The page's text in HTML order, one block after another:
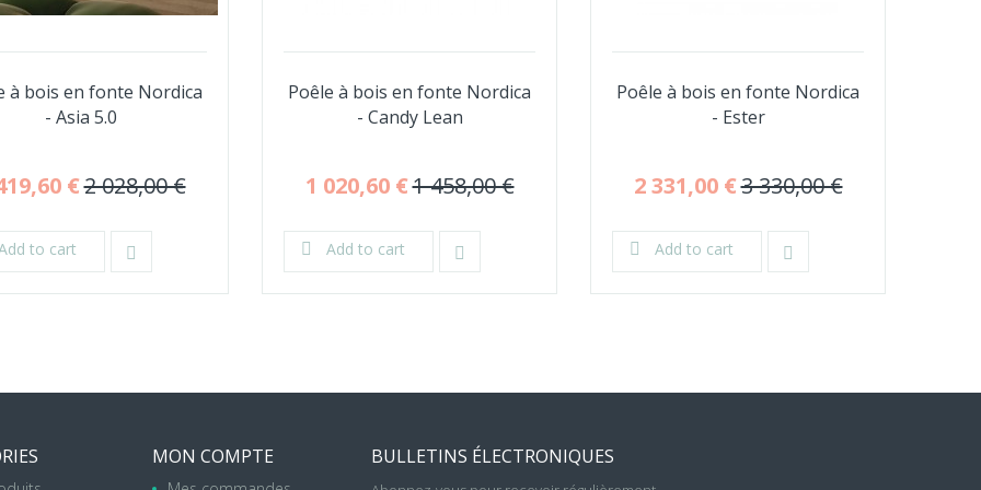
à bois en fonte Nordica
- Asia 5.0
€2 028,00 €
to cart
Poêle à bois en fonte Nordica
- Candy Lean
1 020,60 €1 458,00 €
Add to cart
Poêle à bois en fonte Nordica
- Ester
2 331,00 €3 330,00 €
Add to cart
MON COMPTE BULLETINS ÉLECTRONIQUES